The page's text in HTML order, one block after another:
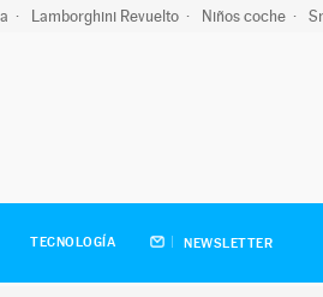
Lamborghini Revuelto Niños coche
TECNOLOGÍA NEWSLETTER